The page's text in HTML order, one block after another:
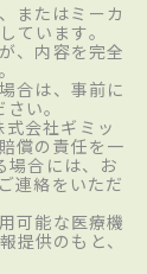
またはミーカ
ています。
、内容を完全
合は、事前に
い。
会社ギミッ
償の責任を一
場合には、お
連絡をいただ
可能な医療機
提供のもと、